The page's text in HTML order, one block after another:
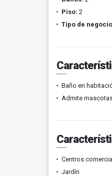
Piso: 2
Tipo de
Baño en
Admite
Centros
Jardín